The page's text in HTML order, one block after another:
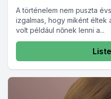
A történelem nem puszta
izgalmas, hogy miként éltek
volt például nőnek lenni a...